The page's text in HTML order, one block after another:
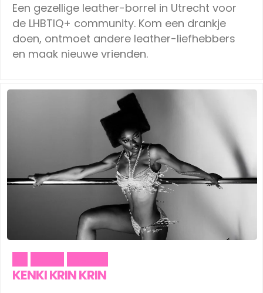
Een gezellige leather-borrel in Utrecht voor
de LHBTIQ+ community. Kom een drankje
doen, ontmoet andere leather-liefhebbers
en maak nieuwe vrienden.
KENKI KRIN KRIN